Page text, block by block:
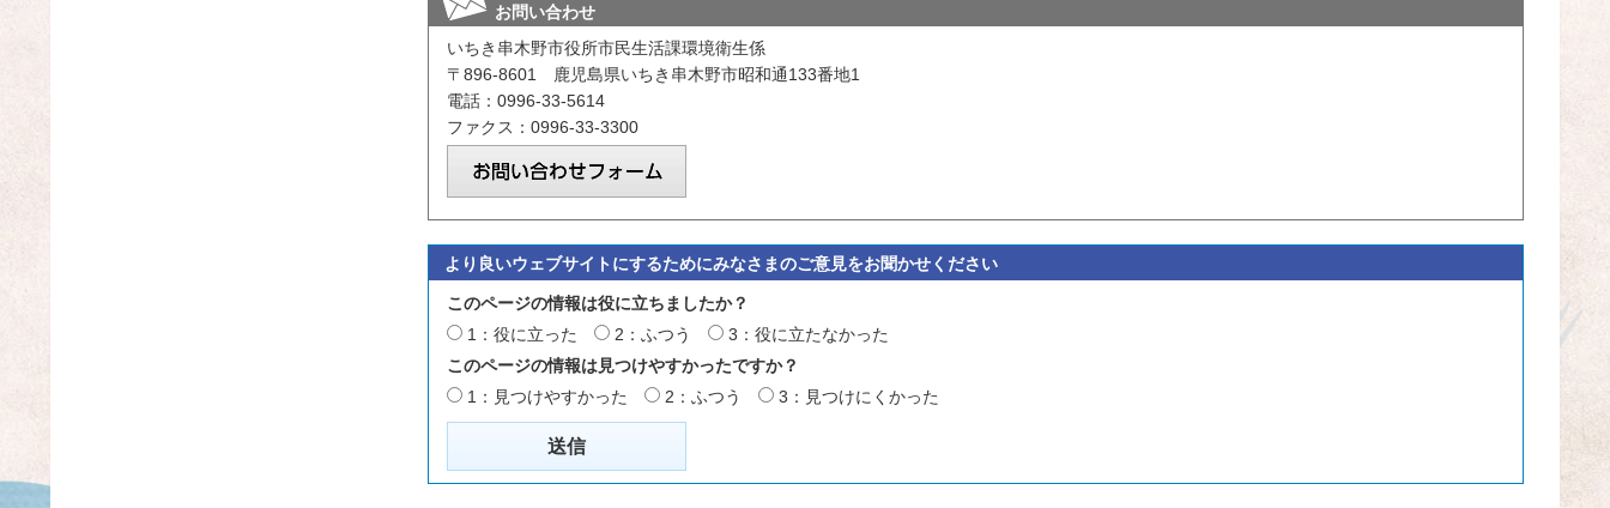
お問い合わせ
いちき串木野市役所市民生活課環境衛生係
〒896-8601 鹿児島県いちき串木野市昭和通133番地1
電話：0996-33-5614
ファクス：0996-33-3300
より良いウェブサイトにするためにみなさまのご意見をお聞かせください
このページの情報は役に立ちましたか？
1：役に立った
2：ふつう
3：役に立たなかった
このページの情報は見つけやすかったですか？
1：見つけやすかった
2：ふつう 3：見つけにくかった